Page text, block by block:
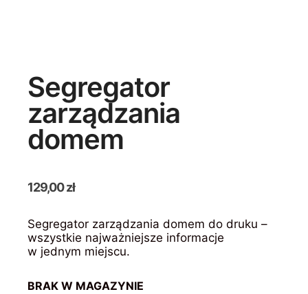
Segregator
zarządzania
domem
129,00zł
Segregator zarządzania domem do druku –
wszystkie najważniejsze informacje
w jednym miejscu.
BRAK W MAGAZYNIE